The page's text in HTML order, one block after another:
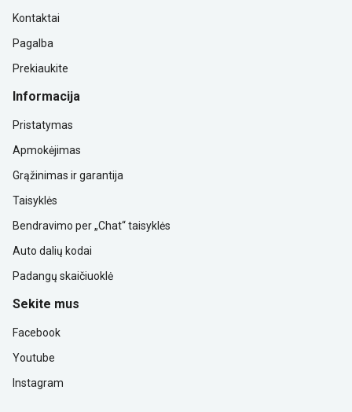
Kontaktai
Pagalba
Prekiaukite
Informacija
Pristatymas
Apmokėjimas
Grąžinimas ir garantija
Taisyklės
Bendravimo per „Chat“ taisyklės
Auto dalių kodai
Padangų skaičiuoklė
Sekite mus
Facebook
Youtube
Instagram